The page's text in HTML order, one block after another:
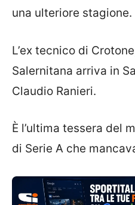
una ulteriore stagione.
L’ex tecnico di
Salernitana arriva in
Claudio Ranieri.
È l’ultima tessera del
di Serie A che